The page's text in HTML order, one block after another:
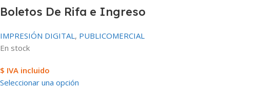
Boletos De Rifa e Ingreso
IMPRESIÓN DIGITAL , PUBLICOMERCIAL
En stock
$ IVA incluido
Seleccionar una opción